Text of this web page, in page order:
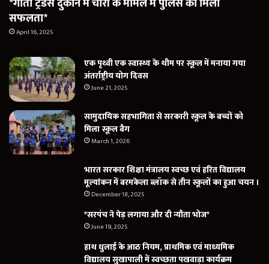
*गीता ट्रेडर्स दुकान में चोरी के मामले में पुलिस को मिली
सफलता*
April 16, 2025
एक पृथ्वी एक स्वास्थ्य के थीम पर स्कूल में मनाया गया
अंतर्राष्ट्रीय योग दिवस
June 21, 2025
सामुदायिक सहभागिता से सरकारी स्कूल के बच्चों को
मिला स्कूल बैग
March 1, 2026
भारत सरकार शिक्षा मंत्रालय स्वच्छ एवं हरित विद्यालय
मूल्यांकन में बरमकेला ब्लॉक से तीन स्कूलों का हुआ चयन ।
December 18, 2025
*सरपंच ने पेड़ लगाया और दी न्यौता भोज*
June 19, 2025
हाथ धुलाई के आठ नियम, प्राथमिक एवं माध्यमिक
विद्यालय सुखापाली में स्वच्छता पखवाड़ा कार्यक्रम